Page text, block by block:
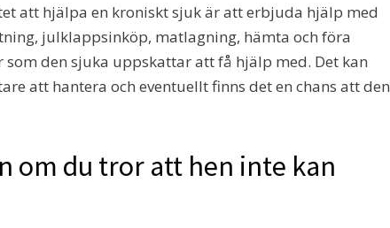
att hjälpa en kroniskt sjuk är att erbjuda hjälp med
julklappsinköp, matlagning, hämta och föra
som den sjuka uppskattar att få hjälp med. Det kan
att hantera och eventuellt finns det en chans att den
om du tror att hen inte kan